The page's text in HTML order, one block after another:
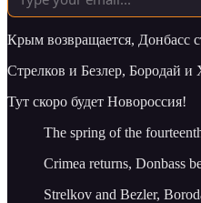
Крым возвращается, Донбасс
Стрелков и Безлер, Бородай и
Тут скоро будет Новороссия!
The spring of the
Crimea returns, Donbass
Strelkov and Bezler,